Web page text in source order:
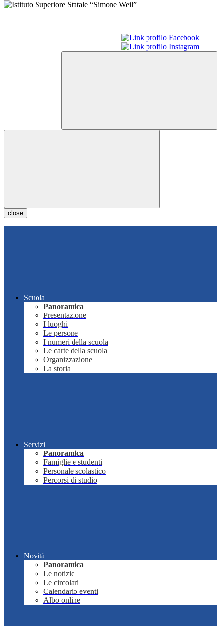
close
Scuola
Panoramica
Presentazione
I luoghi
Le persone
I numeri della scuola
Le carte della scuola
Organizzazione
La storia
Servizi
Panoramica
Famiglie e studenti
Personale scolastico
Percorsi di studio
Novità
Panoramica
Le notizie
Le circolari
Calendario eventi
Albo online